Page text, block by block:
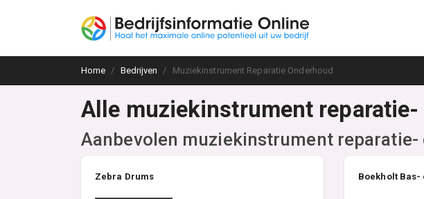
Home Bedrijven Muziekinstrument Reparatie Onderhoud
Alle muziekinstrument
Aanbevolen muziekinstrument
Zebra Drums Boekholt Bas-